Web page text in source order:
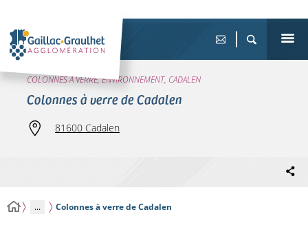
COLONNES À VERRE, ENVIRONNEMENT, CADALEN
Colonnes à verre de Cadalen
81600 Cadalen
... Colonnes à verre de Cadalen